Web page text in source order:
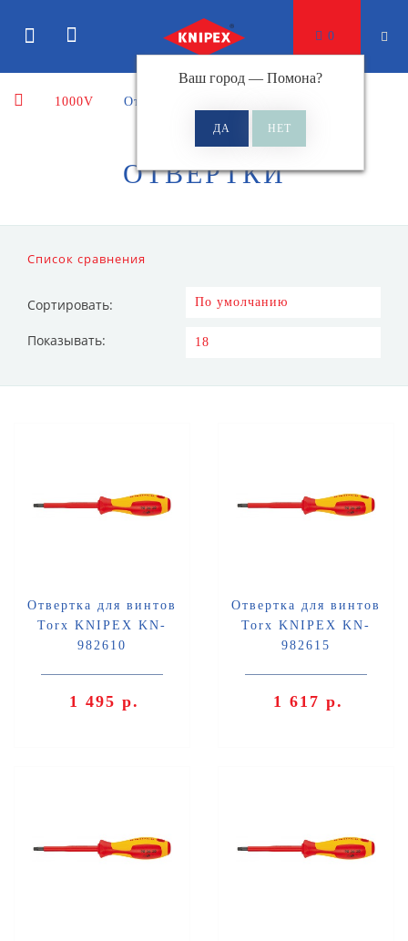
Ваш город — Помона?
0
1000V Отвертки
ОТВЕРТКИ
Список сравнения
Сортировать:
Показывать:
Отвертка для винтов
Torx KNIPEX KN-
982610
1 495 р.
Отвертка для винтов
Torx KNIPEX KN-
982615
1 617 р.